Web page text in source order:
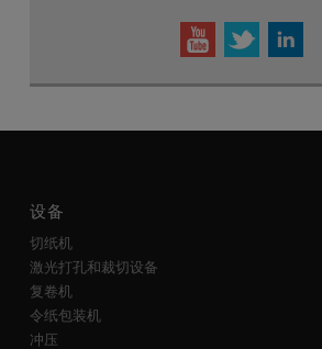
设备
切纸机
激光打孔和裁切设备
复卷机
令纸包装机
冲压